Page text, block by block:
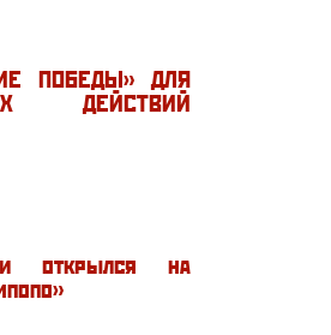
ПОБЕДЫ» ДЛЯ
ДЕЙСТВИЙ
открылся на